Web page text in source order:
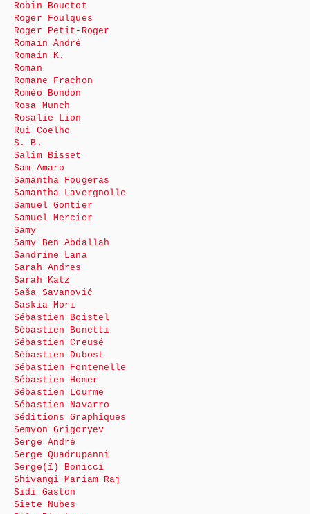
Robin Bouctot
Roger Foulques
Roger Petit-Roger
Romain André
Romain K.
Roman
Romane Frachon
Roméo Bondon
Rosa Munch
Rosalie Lion
Rui Coelho
S. B.
Salim Bisset
Sam Amaro
Samantha Fougeras
Samantha Lavergnolle
Samuel Gontier
Samuel Mercier
Samy
Samy Ben Abdallah
Sandrine Lana
Sarah Andres
Sarah Katz
Saša Savanović
Saskia Mori
Sébastien Boistel
Sébastien Bonetti
Sébastien Creusé
Sébastien Dubost
Sébastien Fontenelle
Sébastien Homer
Sébastien Lourme
Sébastien Navarro
Séditions Graphiques
Semyon Grigoryev
Serge André
Serge Quadrupanni
Serge(ï) Bonicci
Shivangi Mariam Raj
Sidi Gaston
Siete Nubes